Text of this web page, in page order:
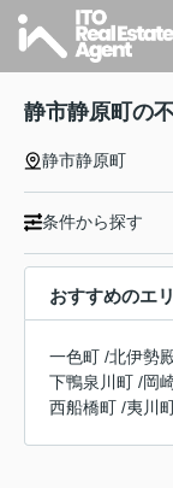
静市静原町の
静市静原町
条件から探す
おすすめのエ
一色町 /北伊勢
下鴨泉川町 /岡
西船橋町 /夷川